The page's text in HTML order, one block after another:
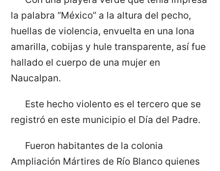
la palabra “México” a la altura del pecho,
huellas de violencia, envuelta en una lona
amarilla, cobijas y hule transparente, así fue
hallado el cuerpo de una mujer en
Naucalpan.
Este hecho violento es el tercero que se
registró en este municipio el Día del Padre.
Fueron habitantes de la colonia
Ampliación Mártires de Río Blanco quienes